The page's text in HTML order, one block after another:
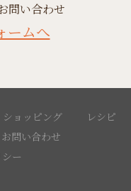
問い合わせ
ームへ
ショッピング
レシピ
お問い合わせ
ー